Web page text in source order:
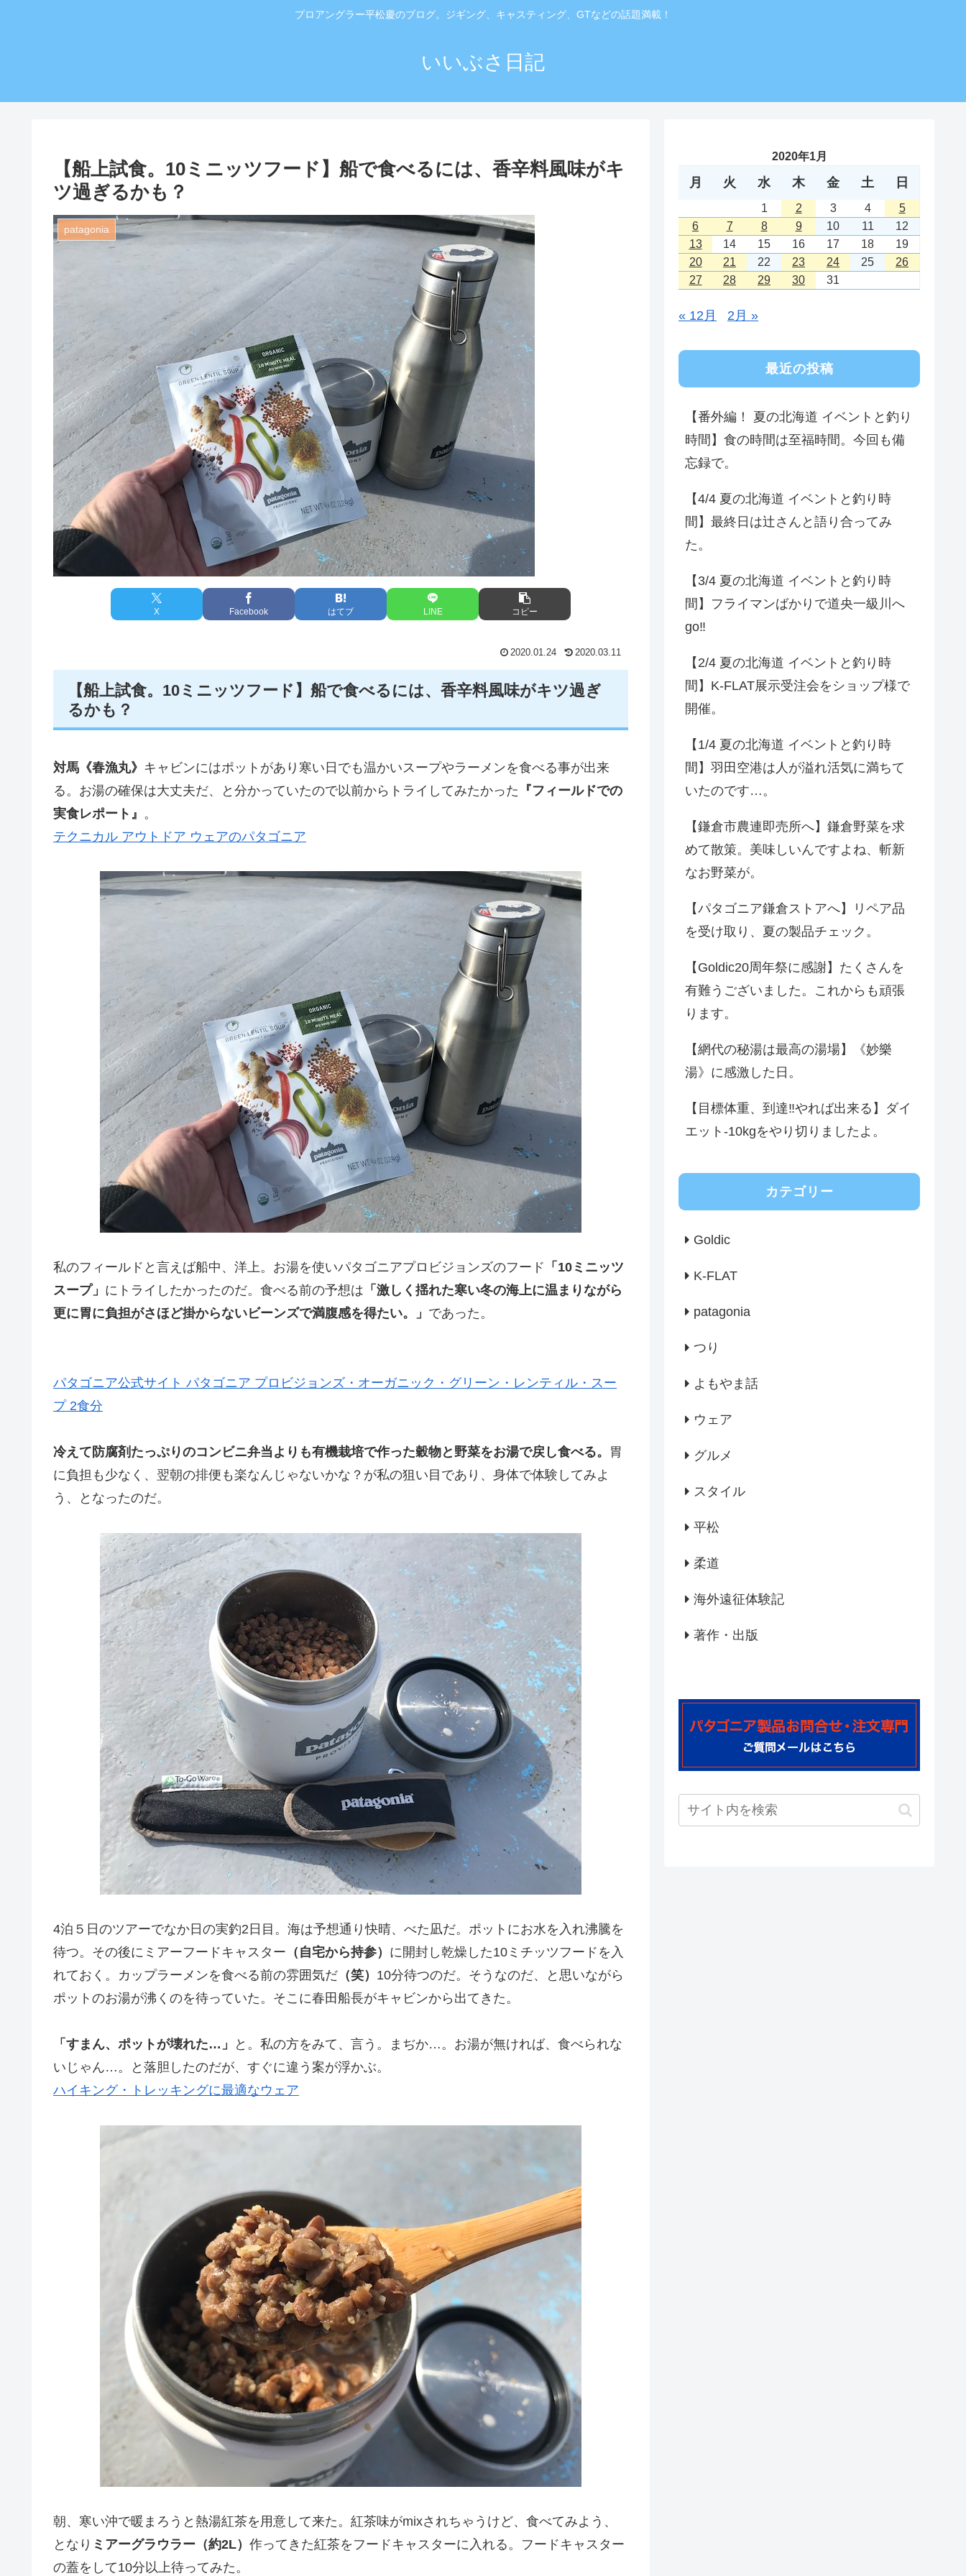
プロアングラー平松慶のブログ。ジギング、キャスティング、GTなどの話題満載！
いいぶさ日記
【船上試食。10ミニッツフード】船で食べるには、香辛料風味がキ
ツ過ぎるかも？
patagonia
X Facebook はてブ LINE コピー
2020.01.24 2020.03.11
【船上試食。10ミニッツフード】船で食べるには、香辛料風味がキツ過ぎ
るかも？
対馬《春漁丸》 キャビンにはポットがあり寒い日でも温かいスープやラーメンを食べる事が出来
る。お湯の確保は大丈夫だ、と分かっていたので以前からトライしてみたかった 『フィールドでの
実食レポート』 。
テクニカル アウトドア ウェアのパタゴニア
私のフィールドと言えば船中、洋上。お湯を使いパタゴニアプロビジョンズのフード 「10ミニッツ
スープ」 にトライしたかったのだ。食べる前の予想は 「激しく揺れた寒い冬の海上に温まりながら
更に胃に負担がさほど掛からないビーンズで満腹感を得たい。」 であった。
パタゴニア公式サイト パタゴニア プロビジョンズ・オーガニック・グリーン・レンティル・スー
プ 2食分
冷えて防腐剤たっぷりのコンビニ弁当よりも有機栽培で作った穀物と野菜をお湯で戻し食べる。 胃
に負担も少なく、翌朝の排便も楽なんじゃないかな？が私の狙い目であり、身体で体験してみよ
う、となったのだ。
4泊５日のツアーでなか日の実釣2日目。海は予想通り快晴、べた凪だ。ポットにお水を入れ沸騰を
待つ。その後にミアーフードキャスター （自宅から持参） に開封し乾燥した10ミチッツフードを入
れておく。カップラーメンを食べる前の雰囲気だ （笑） 10分待つのだ。そうなのだ、と思いながら
ポットのお湯が沸くのを待っていた。そこに春田船長がキャビンから出てきた。
「すまん、ポットが壊れた…」
と。私の方をみて、言う。まぢか…。お湯が無ければ、食べられな
いじゃん…。と落胆したのだが、すぐに違う案が浮かぶ。
ハイキング・トレッキングに最適なウェア
朝、寒い沖で暖まろうと熱湯紅茶を用意して来た。紅茶味がmixされちゃうけど、食べてみよう、
となり ミアーグラウラー（約2L） 作ってきた紅茶をフードキャスターに入れる。フードキャスター
の蓋をして10分以上待ってみた。
2020年1月
月 火 水 木 金 土 日
1 2 3 4
5
6
7 8 9 10 11
12
13
14 15 16 17 18
19
20
21 22 23 24 25
26
27
28 29 30 31
« 12月 2月 »
最近の投稿
【番外編！ 夏の北海道 イベントと釣り
時間】食の時間は至福時間。今回も備
忘録で。
【4/4 夏の北海道 イベントと釣り時
間】最終日は辻さんと語り合ってみ
た。
【3/4 夏の北海道 イベントと釣り時
間】フライマンばかりで道央一級川へ
go‼️
【2/4 夏の北海道 イベントと釣り時
間】K-FLAT展示受注会をショップ様で
開催。
【1/4 夏の北海道 イベントと釣り時
間】羽田空港は人が溢れ活気に満ちて
いたのです…。
【鎌倉市農連即売所へ】鎌倉野菜を求
めて散策。美味しいんですよね、斬新
なお野菜が。
【パタゴニア鎌倉ストアへ】リペア品
を受け取り、夏の製品チェック。
【Goldic20周年祭に感謝】たくさんを
有難うございました。これからも頑張
ります。
【網代の秘湯は最高の湯場】《妙樂
湯》に感激した日。
【目標体重、到達‼️やれば出来る】ダイ
エット-10kgをやり切りましたよ。
カテゴリー
Goldic
K-FLAT
patagonia
つり
よもやま話
ウェア
グルメ
スタイル
平松
柔道
海外遠征体験記
著作・出版